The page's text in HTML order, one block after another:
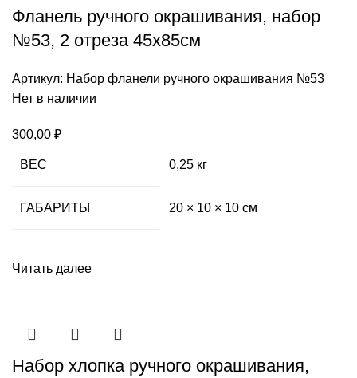
Фланель ручного окрашивания, набор
№53, 2 отреза 45х85см
Артикул: Набор фланели ручного окрашивания №53
Нет в наличии
300,00 ₽
ВЕС 0,25 кг
ГАБАРИТЫ 20 × 10 × 10 см
Читать далее
Набор хлопка ручного окрашивания,